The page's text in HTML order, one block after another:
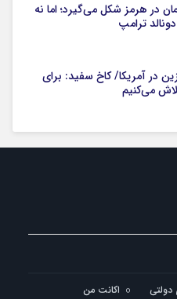
در هرمز شکل می‌گیرد؛ اما نه
ترامپ
در آمریکا/ کاخ سفید: برای
می‌کنیم
اکانت من